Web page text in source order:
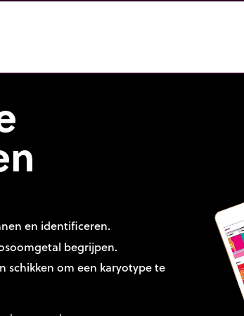
en identificeren.
begrijpen.
schikken om een karyotype te